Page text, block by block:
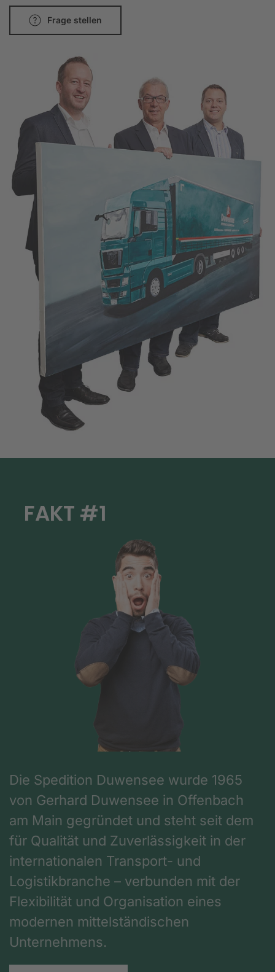
Frage stellen
FAKT #1
Die Spedition Duwensee wurde 1965
von Gerhard Duwensee in Offenbach
am Main gegründet und steht seit dem
für Qualität und Zuverlässigkeit in der
internationalen Transport- und
Logistikbranche – verbunden mit der
Flexibilität und Organisation eines
modernen mittelständischen
Unternehmens.